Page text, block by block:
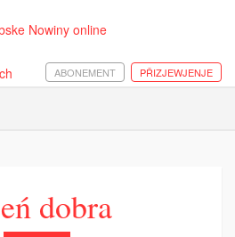
PŘIZJEWJENJE
ABONEMENT
dobra